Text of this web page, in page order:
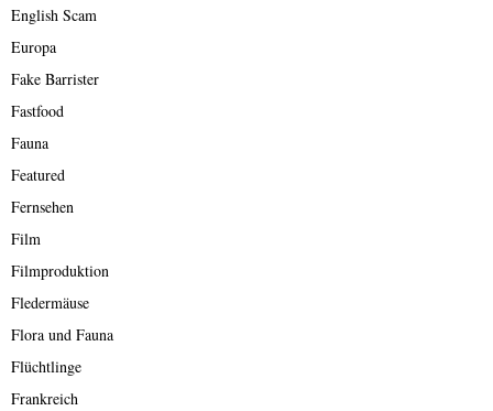
English Scam
Europa
Fake Barrister
Fastfood
Fauna
Featured
Fernsehen
Film
Filmproduktion
Fledermäuse
Flora und Fauna
Flüchtlinge
Frankreich